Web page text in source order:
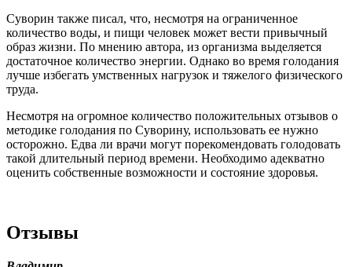
Суворин также писал, что, несмотря на ограниченное
количество воды, и пищи человек может вести привычный
образ жизни. По мнению автора, из организма выделяется
достаточное количество энергии. Однако во время голодания
лучше избегать умственных нагрузок и тяжелого физического
труда.
Несмотря на огромное количество положительных отзывов о
методике голодания по Суворину, использовать ее нужно
осторожно. Едва ли врачи могут порекомендовать голодовать
такой длительный период времени. Необходимо адекватно
оценить собственные возможности и состояние здоровья.
Отзывы